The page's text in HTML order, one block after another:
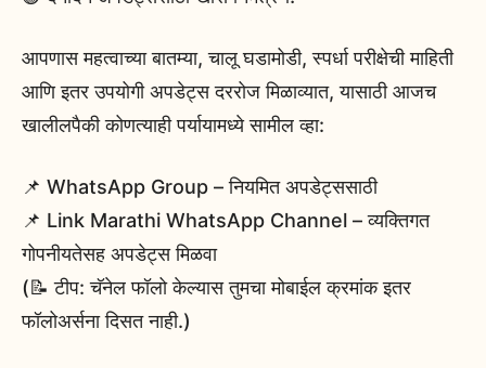
आपणास महत्वाच्या बातम्या, चालू घडामोडी, स्पर्धा परीक्षेची माहिती
आणि इतर उपयोगी अपडेट्स दररोज मिळाव्यात, यासाठी आजच
खालीलपैकी कोणत्याही पर्यायामध्ये सामील व्हा:
📌 WhatsApp Group – नियमित अपडेट्ससाठी
📌 Link Marathi WhatsApp Channel – व्यक्तिगत
गोपनीयतेसह अपडेट्स मिळवा
(📝 टीप: चॅनेल फॉलो केल्यास तुमचा मोबाईल क्रमांक इतर
फॉलोअर्सना दिसत नाही.)